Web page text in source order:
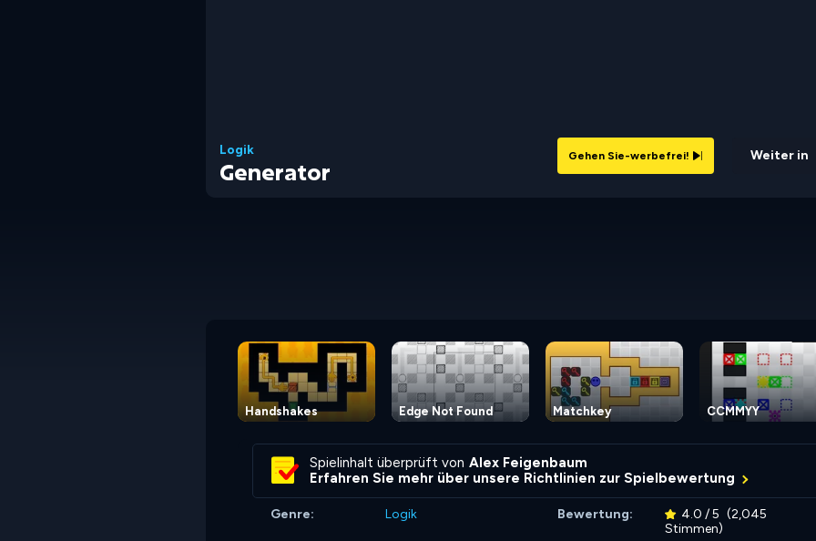
Weiter in
Gehen Sie-werbefrei!
Logik
Generator
Handshakes Edge Not Found Matchkey CCMMYY
Spielinhalt überprüft von Alex Feigenbaum
Erfahren Sie mehr über unsere Richtlinien zur Spielbewertung
Genre: Logik Bewertung: 4.0 / 5 (2,045
Stimmen)